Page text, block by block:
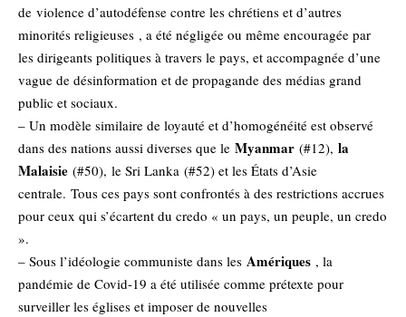
de violence d’autodéfense contre les chrétiens et d’autres
minorités religieuses , a été négligée ou même encouragée par
les dirigeants politiques à travers le pays, et accompagnée d’une
vague de désinformation et de propagande des médias grand
public et sociaux.
– Un modèle similaire de loyauté et d’homogénéité est observé
dans des nations aussi diverses que le Myanmar (#12), la
Malaisie (#50), le Sri Lanka (#52) et les États d’Asie
centrale. Tous ces pays sont confrontés à des restrictions accrues
pour ceux qui s’écartent du credo « un pays, un peuple, un credo
».
– Sous l’idéologie communiste dans les Amériques , la
pandémie de Covid-19 a été utilisée comme prétexte pour
surveiller les églises et imposer de nouvelles